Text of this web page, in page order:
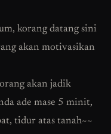
korang datang sini
akan motivasikan
akan jadik
ade mase 5 minit,
tidur atas tanah~~